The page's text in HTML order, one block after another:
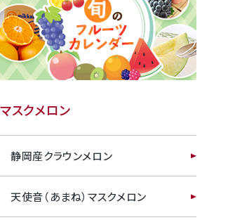
マスクメロン
静岡産クラウンメロン
天使音（あまね）マスクメロン